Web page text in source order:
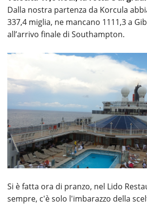
Dalla nostra partenza da Korcula
337,4 miglia, ne mancano 1111,3 a
all’arrivo finale di Southampton.
Si è fatta ora di pranzo, nel Lido
sempre, c'è solo l'imbarazzo della